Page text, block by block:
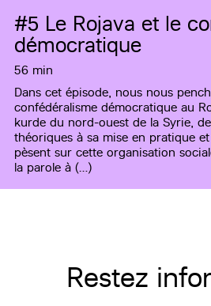
#5 Le Rojava et le
démocratique
56 min
Dans cet épisode, nous nous
confédéralisme démocratique au
kurde du nord-ouest de la Syrie,
théoriques à sa mise en pratique
pèsent sur cette organisation
la parole à (…)
Restez